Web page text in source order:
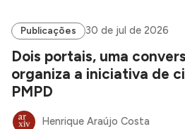
Publicações 30 de jul de 2026
Dois portais, uma
organiza a iniciativa de
PMPD
Henrique Araújo Costa